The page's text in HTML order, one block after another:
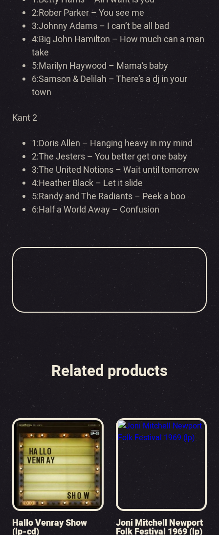
2:Rober Parker –You see me
3:Johnny Adams – I can’t be all bad
4:Big John Hamilton –How much can a man
take
5:Marilyn Haywood – Mama’s baby
6:Samson & Delilah –There’s a dj in your
town
Kant 2
1:Doris Allen – Hanging heavy in my mind
2:The Jesters – You better get one baby
3:The United Notions – Wait until tomorrow
4:Heather Black – Let it slide
5:Randy and The Radiants – Peek a boo
6:Half a World Away – Confusion
Related products
Hallo Venray Show
(lp-cd)
Joni Mitchell Newport
Folk Festival 1969 (lp)